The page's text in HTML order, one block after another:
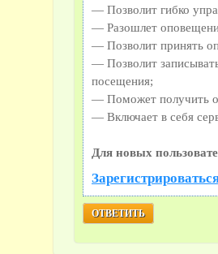
— Позволит гибко
— Разошлет
— Позволит принять
— Позволит
посещения;
— Поможет получить
— Включает в себя
Для новых
ОТВЕТИТЬ